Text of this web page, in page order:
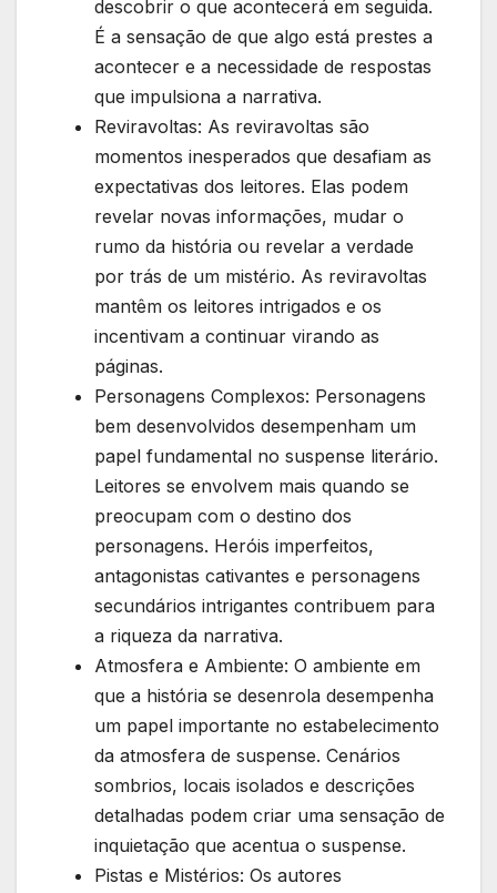
descobrir o que acontecerá em seguida.
É a sensação de que algo está prestes a
acontecer e a necessidade de respostas
que impulsiona a narrativa.
Reviravoltas: As reviravoltas são
momentos inesperados que desafiam as
expectativas dos leitores. Elas podem
revelar novas informações, mudar o
rumo da história ou revelar a verdade
por trás de um mistério. As reviravoltas
mantêm os leitores intrigados e os
incentivam a continuar virando as
páginas.
Personagens Complexos: Personagens
bem desenvolvidos desempenham um
papel fundamental no suspense literário.
Leitores se envolvem mais quando se
preocupam com o destino dos
personagens. Heróis imperfeitos,
antagonistas cativantes e personagens
secundários intrigantes contribuem para
a riqueza da narrativa.
Atmosfera e Ambiente: O ambiente em
que a história se desenrola desempenha
um papel importante no estabelecimento
da atmosfera de suspense. Cenários
sombrios, locais isolados e descrições
detalhadas podem criar uma sensação de
inquietação que acentua o suspense.
Pistas e Mistérios: Os autores